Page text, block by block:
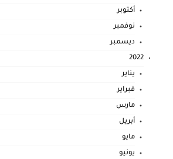
أكتوبر
نوفمبر
ديسمبر
2022
يناير
فبراير
مارس
أبريل
مايو
يونيو